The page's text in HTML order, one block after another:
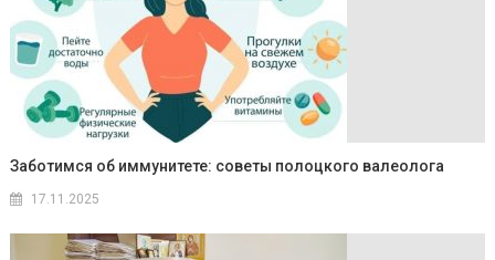
Заботимся об иммунитете: советы полоцкого валеолога
17.11.2025